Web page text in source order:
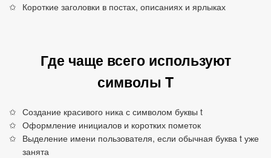
Короткие заголовки в постах, описаниях и ярлыках
Где чаще всего используют
символы T
Создание красивого ника с символом буквы t
Оформление инициалов и коротких пометок
Выделение имени пользователя, если обычная буква t уже
занята